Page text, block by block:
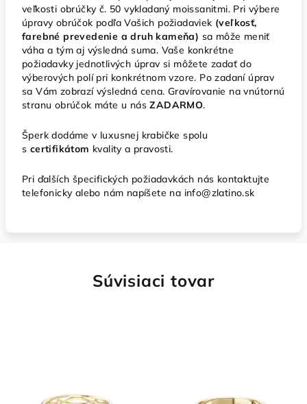
veľkosti obrúčky č. 50 vykladaný moissanitmi. Pri výbere
úpravy obrúčok podľa Vašich požiadaviek (veľkosť,
farebné prevedenie a druh kameňa) sa môže meniť
váha a tým aj výsledná suma. Vaše konkrétne
požiadavky jednotlivých úprav si môžete zadať do
výberových polí pri konkrétnom vzore. Po zadaní úprav
sa Vám zobrazí výsledná cena. Gravírovanie na vnútornú
stranu obrúčok máte u násZADARMO.
Šperk dodáme v luxusnej krabičke spolu
s certifikátom kvality a pravosti.
Pri ďalších špecifických požiadavkách nás kontaktujte
telefonicky alebo nám napíšete na info@zlatino.sk
Súvisiaci tovar